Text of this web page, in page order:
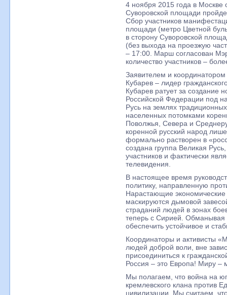
4 ноября 2015 года в
Суворовской площади
Сбор участников
площади (метро Цветной
в сторону Суворовской
(без выхода на проезжую
– 17:00. Марш согласован
количество участников –
Заявителем и
Кубарев – лидер
Кубарев ратует за создание
Российской Федерации под
Русь на землях
населенных потомками
Поволжья, Севера и
коренной русский народ
формально растворен в
создана группа Великая
участников и фактически
телевидения.
В настоящее время
политику, направленную
Нарастающие
маскируются дымовой
страданий людей в зонах
теперь с Сирией. Обманывая
обеспечить устойчивое и
Координаторы и активисты
людей доброй воли, вне
присоединиться к
Россия – это Европа! Миру –
Мы полагаем, что война на
кремлевского клана против
цивилизации. Мы считаем,